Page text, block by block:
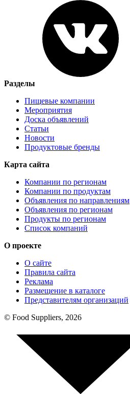
Разделы
Пищевые компании
Мероприятия
Доска объявлений
Статьи
Новости
Продуктовые бренды
Карта сайта
Компании по регионам
Компании по продуктам
Объявления по направлениям
Объявления по регионам
Продукты по регионам
Список компаний
О проекте
О сайте
Правила сайта
Реклама
Размещение в каталоге
Представителям организаций
© Food Suppliers, 2026